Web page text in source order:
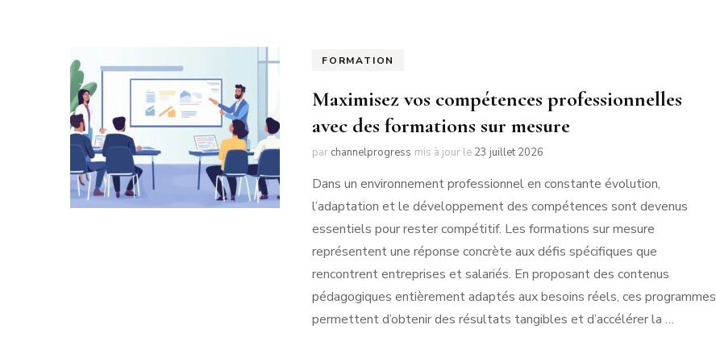
FORMATION
Maximisez vos compétences professionnelles
avec des formations sur mesure
par channelprogress mis à jour le 23 juillet 2026
Dans un environnement professionnel en constante évolution,
l’adaptation et le développement des compétences sont devenus
essentiels pour rester compétitif. Les formations sur mesure
représentent une réponse concrète aux défis spécifiques que
rencontrent entreprises et salariés. En proposant des contenus
pédagogiques entièrement adaptés aux besoins réels, ces programmes
permettent d’obtenir des résultats tangibles et d’accélérer la …